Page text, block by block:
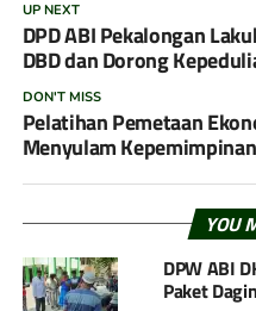
UP NEXT
DPD ABI Pekalongan
DBD dan Dorong
DON'T MISS
Pelatihan Pemetaan
Menyulam
YOU
DPW ABI
Paket